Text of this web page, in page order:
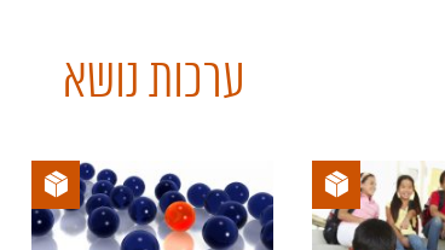
לובשות פנים מגוונות ושונות, כגון: התנגדות,
ערכות נושא